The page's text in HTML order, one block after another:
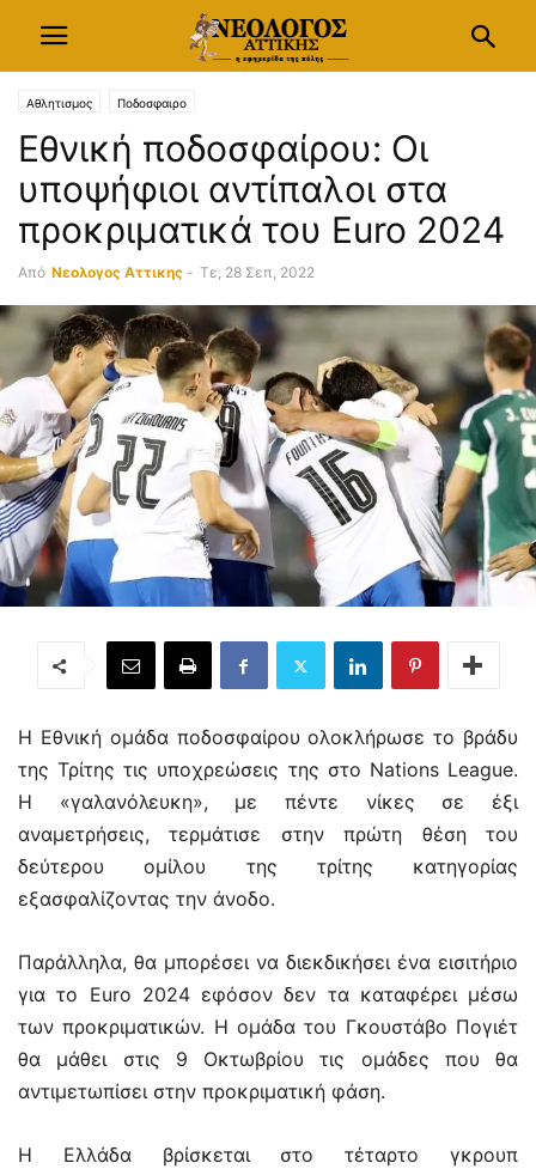
Αθλητισμος Ποδοσφαιρο
Εθνική ποδοσφαίρου: Οι
υποψήφιοι αντίπαλοι στα
προκριματικά του Euro 2024
Από Νεολογος Αττικης - Τε, 28 Σεπ, 2022
Η Εθνική ομάδα ποδοσφαίρου ολοκλήρωσε το βράδυ
της Τρίτης τις υποχρεώσεις της στο Nations League.
Η «γαλανόλευκη», με πέντε νίκες σε έξι
αναμετρήσεις, τερμάτισε στην πρώτη θέση του
δεύτερου ομίλου της τρίτης κατηγορίας
εξασφαλίζοντας την άνοδο.
Παράλληλα, θα μπορέσει να διεκδικήσει ένα εισιτήριο
για το Euro 2024 εφόσον δεν τα καταφέρει μέσω
των προκριματικών. Η ομάδα του Γκουστάβο Πογιέτ
θα μάθει στις 9 Οκτωβρίου τις ομάδες που θα
αντιμετωπίσει στην προκριματική φάση.
Η Ελλάδα βρίσκεται στο τέταρτο γκρουπ